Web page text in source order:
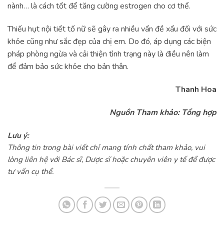
nành… là cách tốt để tăng cường estrogen cho cơ thể.
Thiếu hụt nội tiết tố nữ sẽ gây ra nhiều vấn đề xấu đối với sức
khỏe cũng như sắc đẹp của chị em. Do đó, áp dụng các biện
pháp phòng ngừa và cải thiện tình trạng này là điều nên làm
để đảm bảo sức khỏe cho bản thân.
Thanh Hoa
Nguồn Tham khảo: Tổng hợp
Lưu ý:
Thông tin trong bài viết chỉ mang tính chất tham khảo, vui
lòng liên hệ với Bác sĩ, Dược sĩ hoặc chuyên viên y tế để được
tư vấn cụ thể.